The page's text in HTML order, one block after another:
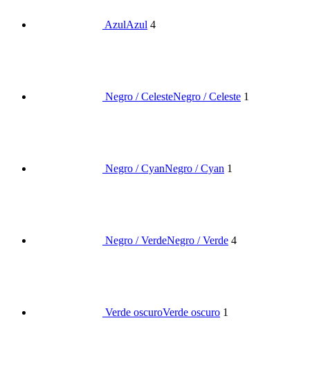
AzulAzul 4
Negro / CelesteNegro / Celeste 1
Negro / CyanNegro / Cyan 1
Negro / VerdeNegro / Verde 4
Verde oscuroVerde oscuro 1